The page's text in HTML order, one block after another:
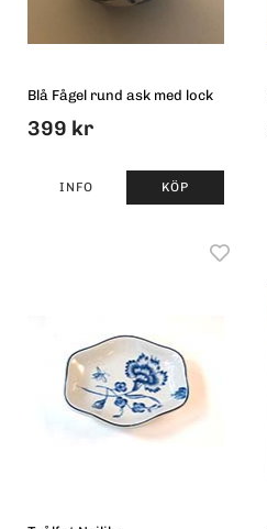
Blå Fågel rund ask med lock
399 kr
INFO KÖP